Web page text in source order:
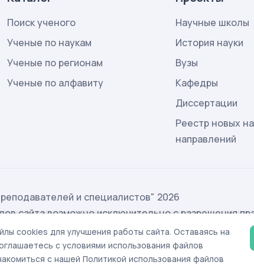
Поиск ученого
Ученые по наукам
Ученые по регионам
Ученые по алфавиту
Научные школы
История науки
Вузы
Кафедры
Диссертации
Реестр новых
направлений
и специалистов" 2026
сайта возможно исключительно с разрешения
cookies для улучшения работы сайта. Оставаясь на
с условиями использования файлов
с нашей Политикой использования файлов